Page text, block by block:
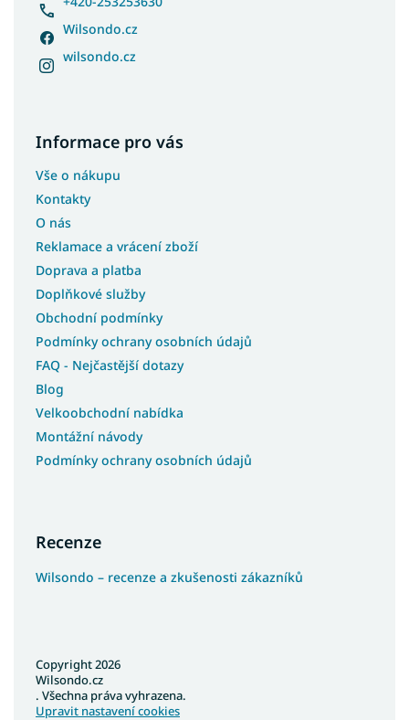
Wilsondo.cz
wilsondo.cz
Informace pro vás
Vše o nákupu
Kontakty
O nás
Reklamace a vrácení zboží
Doprava a platba
Doplňkové služby
Obchodní podmínky
Podmínky ochrany osobních údajů
FAQ - Nejčastější dotazy
Blog
Velkoobchodní nabídka
Montážní návody
Podmínky ochrany osobních údajů
Recenze
Wilsondo – recenze a zkušenosti zákazníků
Copyright 2026
Wilsondo.cz
. Všechna práva vyhrazena.
Upravit nastavení cookies